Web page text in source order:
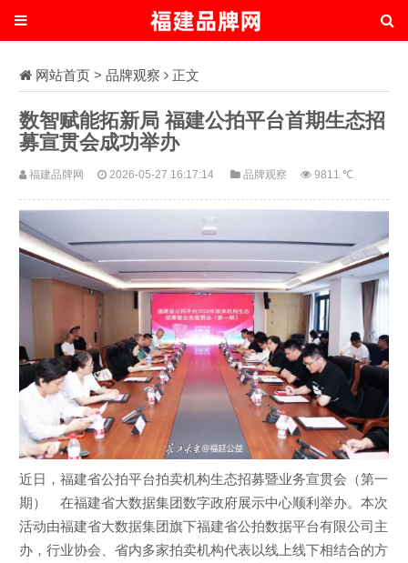
网站首页 > 品牌观察 正文
数智赋能拓新局 福建公拍平台首期生态招
募宣贯会成功举办
福建品牌网 2026-05-27 16:17:14 品牌观察 9811 ℃
近日，福建省公拍平台拍卖机构生态招募暨业务宣贯会（第一
期） 在福建省大数据集团数字政府展示中心顺利举办。本次
活动由福建省大数据集团旗下福建省公拍数据平台有限公司主
办，行业协会、省内多家拍卖机构代表以线上线下相结合的方